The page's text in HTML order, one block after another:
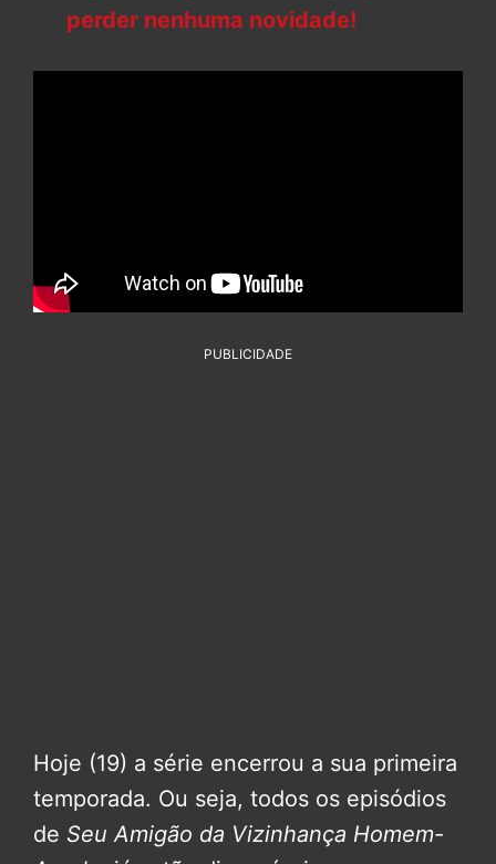
perder nenhuma novidade!
PUBLICIDADE
Hoje (19) a série encerrou a sua primeira
temporada. Ou seja, todos os episódios
de Seu Amigão da Vizinhança Homem-